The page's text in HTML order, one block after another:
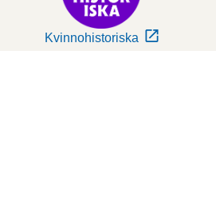
Kvinnohistoriska